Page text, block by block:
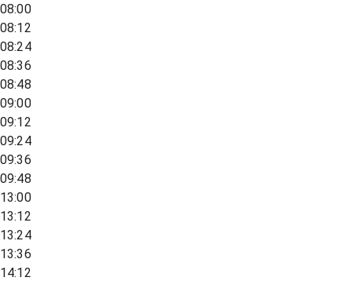
08:00
08:12
08:24
08:36
08:48
09:00
09:12
09:24
09:36
09:48
13:00
13:12
13:24
13:36
14:12